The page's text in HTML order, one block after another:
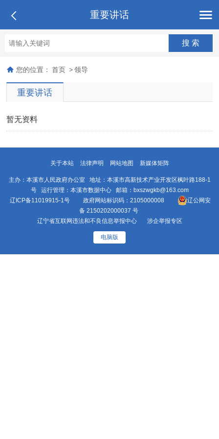
重要讲话
您的位置： 首页 > 领导
重要讲话
暂无资料
关于本站 法律声明 网站地图 新媒体矩阵
主办：本溪市人民政府办公室 地址：本溪市高新技术产业开发区枫叶路188-1
号 运行管理：本溪市数据中心 邮箱：bxszwgkb@163.com
辽ICP备11019915-1号 政府网站标识码：2105000008
辽公网安
备 2150202000037 号
辽宁省互联网违法和不良信息举报中心
涉企举报专区
电脑版